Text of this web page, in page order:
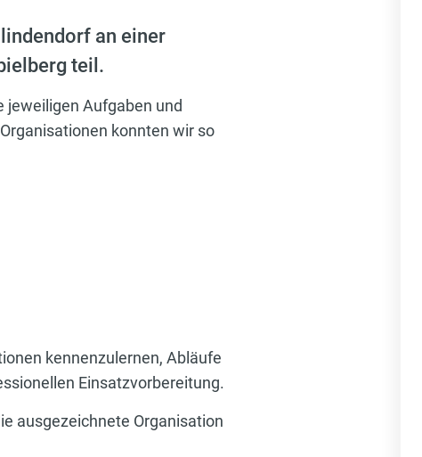
an einer
teil.
jeweiligen Aufgaben und
konnten wir so
kennenzulernen, Abläufe
Einsatzvorbereitung.
ausgezeichnete Organisation